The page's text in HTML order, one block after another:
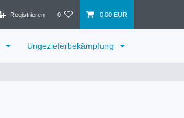
Registrieren 0 0,00 EUR
Ungezieferbekämpfung